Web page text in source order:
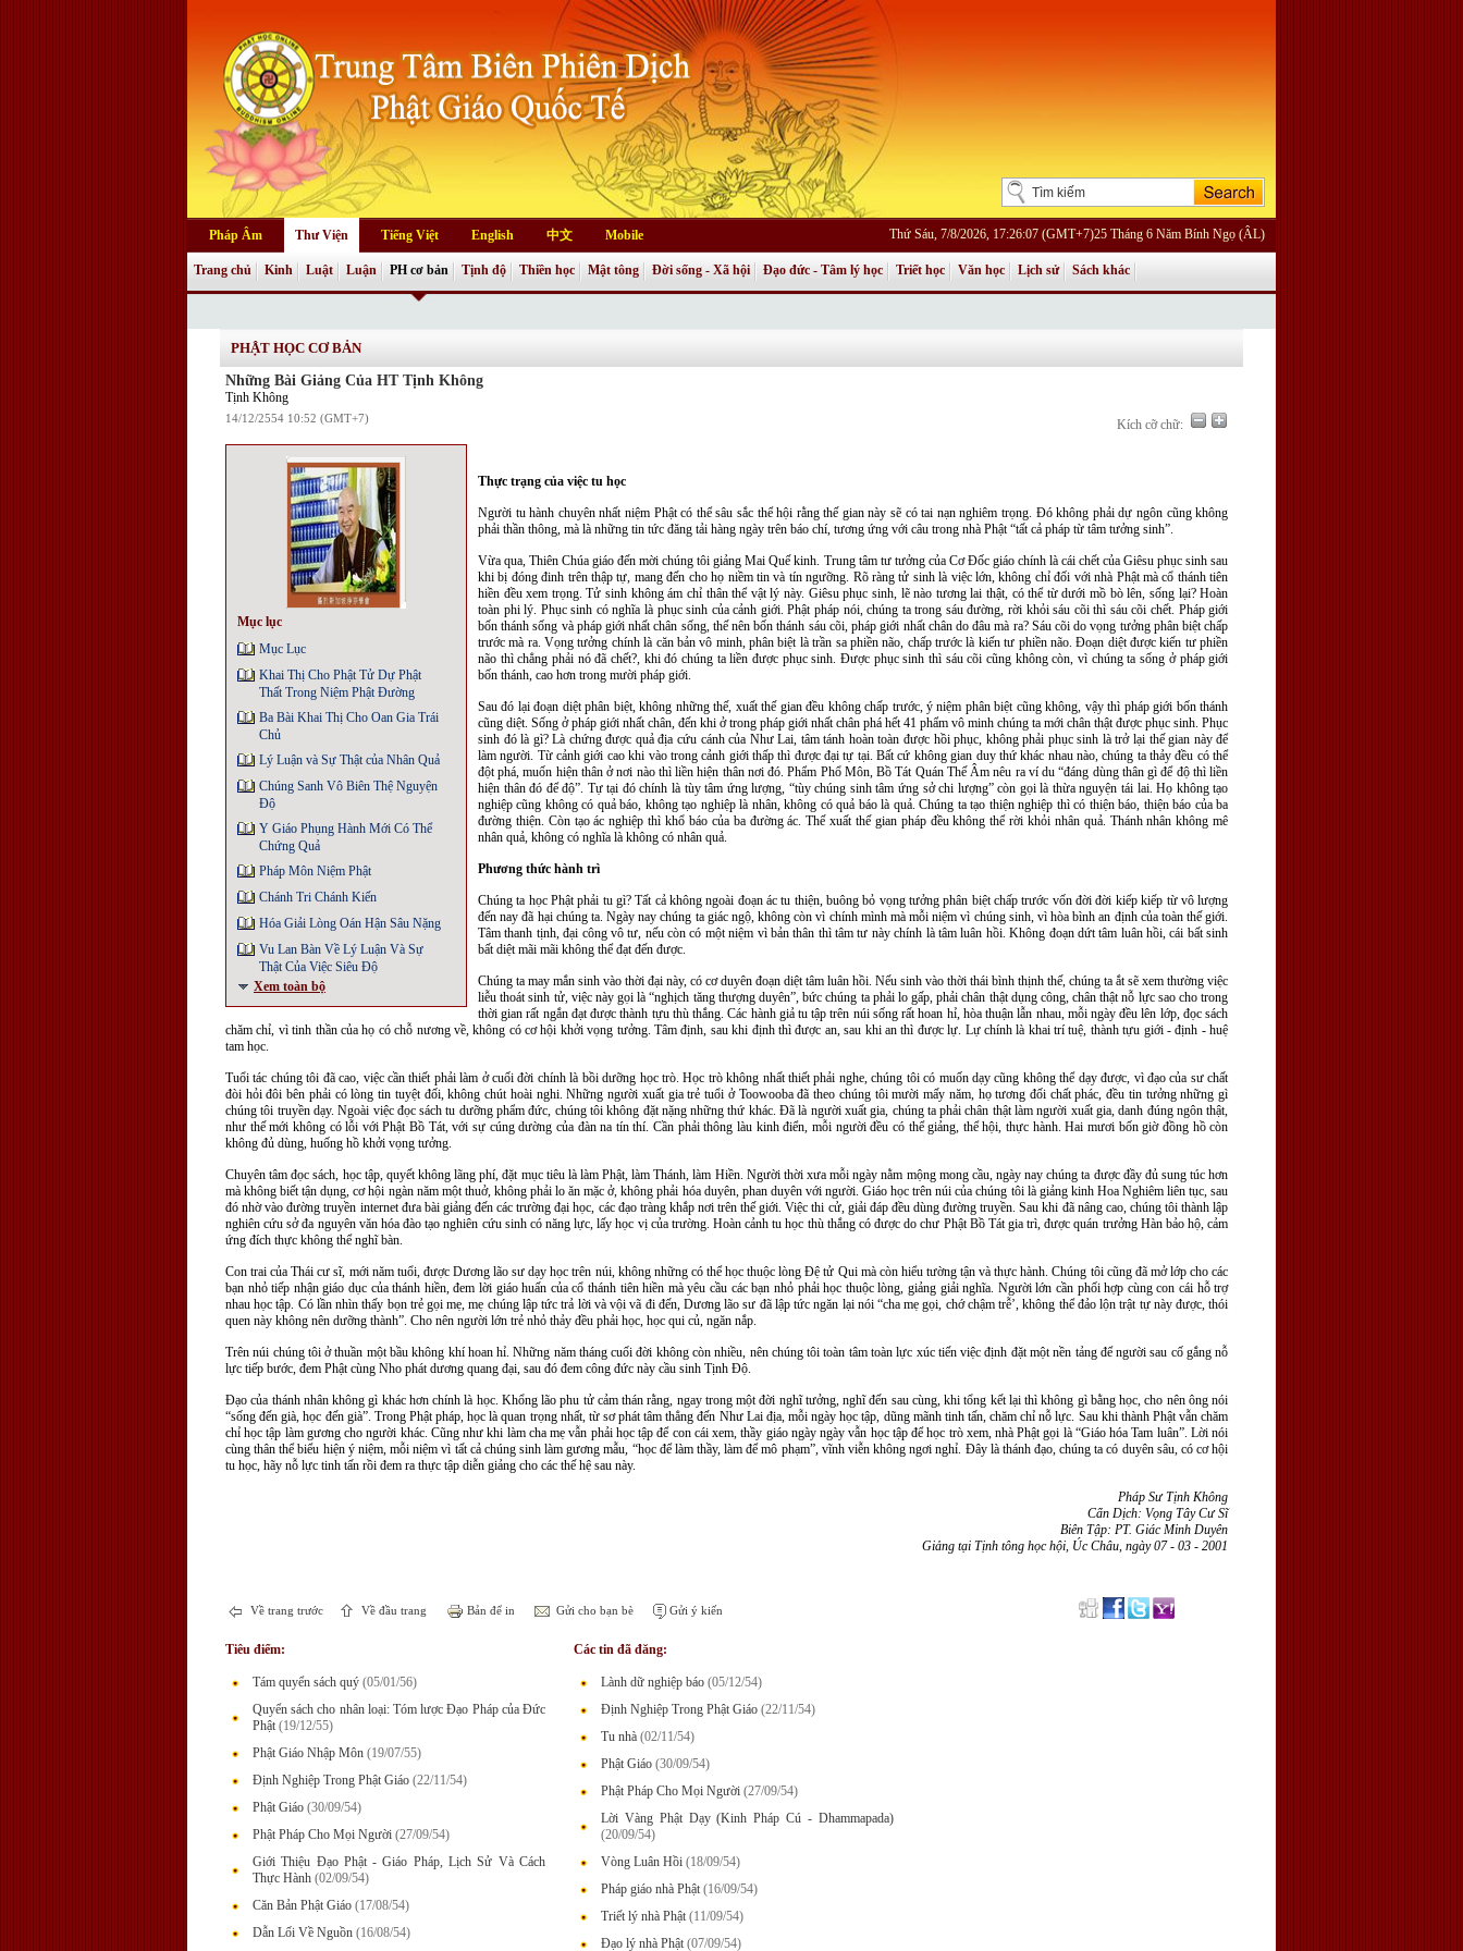
Pháp Âm Thư Viện Tiếng Việt English 中文 Mobile Thứ Sáu, 7/8/2026, 17:26:07 (GMT+7)25 Tháng 6 Năm Bính Ngọ (ÂL)
Trang chủ Kinh Luật Luận PH cơ bản Tịnh độ Thiền học Mật tông Đời sống - Xã hội Đạo đức - Tâm lý học Triết học Văn học Lịch sử Sách khác
PHẬT HỌC CƠ BẢN
Những Bài Giảng Của HT Tịnh Không
Tịnh Không
14/12/2554 10:52 (GMT+7) Kích cỡ chữ:
Mục lục
Mục Lục
Khai Thị Cho Phật Tử Dự Phật
Thất Trong Niệm Phật Ðường
Ba Bài Khai Thị Cho Oan Gia Trái
Chủ
Lý Luận và Sự Thật của Nhân Quả
Chúng Sanh Vô Biên Thệ Nguyện
Độ
Y Giáo Phụng Hành Mới Có Thể
Chứng Quả
Pháp Môn Niệm Phật
Chánh Tri Chánh Kiến
Hóa Giải Lòng Oán Hận Sâu Nặng
Vu Lan Bàn Về Lý Luận Và Sự
Thật Của Việc Siêu Độ
Xem toàn bộ
Thực trạng của việc tu học
Người tu hành chuyên nhất niệm Phật có thể sâu sắc thể hội rằng thế gian này sẽ có tai nạn nghiêm trọng. Đó không phải dự ngôn cũng không
phải thần thông, mà là những tin tức đăng tải hàng ngày trên báo chí, tương ứng với câu trong nhà Phật “tất cả pháp từ tâm tưởng sinh”.
Vừa qua, Thiên Chúa giáo đến mời chúng tôi giảng Mai Quế kinh. Trung tâm tư tưởng của Cơ Đốc giáo chính là cái chết của Giêsu phục sinh sau
khi bị đóng đinh trên thập tự, mang đến cho họ niềm tin và tín ngưỡng. Rõ ràng tử sinh là việc lớn, không chỉ đối với nhà Phật mà cổ thánh tiên
hiền đều xem trọng. Tử sinh không ám chỉ thân thể vật lý này. Giêsu phục sinh, lẽ nào tương lai thật, có thể từ dưới mồ bò lên, sống lại? Hoàn
toàn phi lý. Phục sinh có nghĩa là phục sinh của cảnh giới. Phật pháp nói, chúng ta trong sáu đường, rời khỏi sáu cõi thì sáu cõi chết. Pháp giới
bốn thánh sống và pháp giới nhất chân sống, thế nên bốn thánh sáu cõi, pháp giới nhất chân do đâu mà ra? Sáu cõi do vọng tưởng phân biệt chấp
trước mà ra. Vọng tưởng chính là căn bản vô minh, phân biệt là trần sa phiền não, chấp trước là kiến tư phiền não. Đoạn diệt được kiến tư phiền
não thì chẳng phải nó đã chết?, khi đó chúng ta liền được phục sinh. Được phục sinh thì sáu cõi cũng không còn, vì chúng ta sống ở pháp giới
bốn thánh, cao hơn trong mười pháp giới.
Sau đó lại đoạn diệt phân biệt, không những thế, xuất thế gian đều không chấp trước, ý niệm phân biệt cũng không, vậy thì pháp giới bốn thánh
cũng diệt. Sống ở pháp giới nhất chân, đến khi ở trong pháp giới nhất chân phá hết 41 phẩm vô minh chúng ta mới chân thật được phục sinh. Phục
sinh đó là gì? Là chứng được quả địa cứu cánh của Như Lai, tâm tánh hoàn toàn được hồi phục, không phải phục sinh là trở lại thế gian này để
làm người. Từ cảnh giới cao khi vào trong cảnh giới thấp thì được đại tự tại. Bất cứ không gian duy thứ khác nhau nào, chúng ta thảy đều có thể
đột phá, muốn hiện thân ở nơi nào thì liền hiện thân nơi đó. Phẩm Phổ Môn, Bồ Tát Quán Thế Âm nêu ra ví du “đáng dùng thân gì để độ thì liền
hiện thân đó để độ”. Tự tại đó chính là tùy tâm ứng lượng, “tùy chúng sinh tâm ứng sở chi lượng” còn gọi là thừa nguyện tái lai. Họ không tạo
nghiệp cũng không có quả báo, không tạo nghiệp là nhân, không có quả báo là quả. Chúng ta tạo thiện nghiệp thì có thiện báo, thiện báo của ba
đường thiện. Còn tạo ác nghiệp thì khổ báo của ba đường ác. Thế xuất thế gian pháp đều không thể rời khỏi nhân quả. Thánh nhân không mê
nhân quả, không có nghĩa là không có nhân quả.
Phương thức hành trì
Chúng ta học Phật phải tu gì? Tất cả không ngoài đoạn ác tu thiện, buông bỏ vọng tưởng phân biệt chấp trước vốn đời đời kiếp kiếp từ vô lượng
đến nay đã hại chúng ta. Ngày nay chúng ta giác ngộ, không còn vì chính mình mà mỗi niệm vì chúng sinh, vì hòa bình an định của toàn thế giới.
Tâm thanh tịnh, đại công vô tư, nếu còn có một niệm vì bản thân thì tâm tư này chính là tâm luân hồi. Không đoạn dứt tâm luân hồi, cái bất sinh
bất diệt mãi mãi không thể đạt đến được.
Chúng ta may mắn sinh vào thời đại này, có cơ duyên đoạn diệt tâm luân hồi. Nếu sinh vào thời thái bình thịnh thế, chúng ta ắt sẽ xem thường việc
liễu thoát sinh tử, việc này gọi là “nghịch tăng thượng duyên”, bức chúng ta phải lo gấp, phải chân thật dụng công, chân thật nỗ lực sao cho trong
thời gian rất ngắn đạt được thành tựu thù thắng. Các hành giả tu tập trên núi sống rất hoan hỉ, hòa thuận lẫn nhau, mỗi ngày đều lên lớp, đọc sách
chăm chỉ, vì tinh thần của họ có chỗ nương về, không có cơ hội khởi vọng tưởng. Tâm định, sau khi định thì được an, sau khi an thì được lự. Lự chính là khai trí tuệ, thành tựu giới - định - huệ
tam học.
Tuổi tác chúng tôi đã cao, việc cần thiết phải làm ở cuối đời chính là bồi dưỡng học trò. Học trò không nhất thiết phải nghe, chúng tôi có muốn dạy cũng không thể dạy được, vì đạo của sư chất
đòi hỏi đôi bên phải có lòng tin tuyệt đối, không chút hoài nghi. Những người xuất gia trẻ tuổi ở Toowooba đã theo chúng tôi mười mấy năm, họ tương đối chất phác, đều tin tưởng những gì
chúng tôi truyền dạy. Ngoài việc đọc sách tu dưỡng phẩm đức, chúng tôi không đặt nặng những thứ khác. Đã là người xuất gia, chúng ta phải chân thật làm người xuất gia, danh đúng ngôn thật,
như thế mới không có lỗi với Phật Bồ Tát, với sự cúng dường của đàn na tín thí. Cần phải thông làu kinh điển, mỗi người đều có thể giảng, thể hội, thực hành. Hai mươi bốn giờ đồng hồ còn
không đủ dùng, huống hồ khởi vọng tưởng.
Chuyên tâm đọc sách, học tập, quyết không lãng phí, đặt mục tiêu là làm Phật, làm Thánh, làm Hiền. Người thời xưa mỗi ngày nằm mộng mong cầu, ngày nay chúng ta được đầy đủ sung túc hơn
mà không biết tận dụng, cơ hội ngàn năm một thuở, không phải lo ăn mặc ở, không phải hóa duyên, phan duyên với người. Giáo học trên núi của chúng tôi là giảng kinh Hoa Nghiêm liên tục, sau
đó nhờ vào đường truyền internet đưa bài giảng đến các trường đại học, các đạo tràng khắp nơi trên thế giới. Việc thi cử, giải đáp đều dùng đường truyền. Sau khi đã nâng cao, chúng tôi thành lập
nghiên cứu sở đa nguyên văn hóa đào tạo nghiên cứu sinh có năng lực, lấy học vị của trường. Hoàn cảnh tu học thù thắng có được do chư Phật Bồ Tát gia trì, được quán trưởng Hàn bảo hộ, cảm
ứng đích thực không thể nghĩ bàn.
Con trai của Thái cư sĩ, mới năm tuổi, được Dương lão sư dạy học trên núi, không những có thể học thuộc lòng Đệ tử Qui mà còn hiểu tường tận và thực hành. Chúng tôi cũng đã mở lớp cho các
bạn nhỏ tiếp nhận giáo dục của thánh hiền, đem lời giáo huấn của cổ thánh tiên hiền mà yêu cầu các bạn nhỏ phải học thuộc lòng, giảng giải nghĩa. Người lớn cần phối hợp cùng con cái hỗ trợ
nhau học tập. Có lần nhìn thấy bọn trẻ gọi mẹ, mẹ chúng lập tức trả lời và vội vã đi đến, Dương lão sư đã lập tức ngăn lại nói “cha mẹ gọi, chớ chậm trễ’, không thể đảo lộn trật tự này được, thói
quen này không nên dưỡng thành”. Cho nên người lớn trẻ nhỏ thảy đều phải học, học qui củ, ngăn nắp.
Trên núi chúng tôi ở thuần một bầu không khí hoan hỉ. Những năm tháng cuối đời không còn nhiều, nên chúng tôi toàn tâm toàn lực xúc tiến việc định đặt một nền tảng để người sau cố gắng nỗ
lực tiếp bước, đem Phật cùng Nho phát dương quang đại, sau đó đem công đức này cầu sinh Tịnh Độ.
Đạo của thánh nhân không gì khác hơn chính là học. Khổng lão phu tử cảm thán rằng, ngay trong một đời nghĩ tưởng, nghĩ đến sau cùng, khi tổng kết lại thì không gì bằng học, cho nên ông nói
“sống đến già, học đến già”. Trong Phật pháp, học là quan trọng nhất, từ sơ phát tâm thẳng đến Như Lai địa, mỗi ngày học tập, dũng mãnh tinh tấn, chăm chỉ nỗ lực. Sau khi thành Phật vẫn chăm
chỉ học tập làm gương cho người khác. Cũng như khi làm cha mẹ vẫn phải học tập để con cái xem, thầy giáo ngày ngày vẫn học tập để học trò xem, nhà Phật gọi là “Giáo hóa Tam luân”. Lời nói
cùng thân thể biểu hiện ý niệm, mỗi niệm vì tất cả chúng sinh làm gương mẫu, “học để làm thầy, làm để mô phạm”, vĩnh viễn không ngơi nghỉ. Đây là thánh đạo, chúng ta có duyên sâu, có cơ hội
tu học, hãy nỗ lực tinh tấn rồi đem ra thực tập diễn giảng cho các thế hệ sau này.
Pháp Sư Tịnh Không
Cẩn Dịch: Vọng Tây Cư Sĩ
Biên Tập: PT. Giác Minh Duyên
Giảng tại Tịnh tông học hội, Úc Châu, ngày 07 - 03 - 2001
Về trang trước Về đầu trang Bản để in Gửi cho bạn bè Gửi ý kiến
Tiêu điểm:
Tám quyển sách quý (05/01/56)
Quyển sách cho nhân loại: Tóm lược Đạo Pháp của Đức
Phật (19/12/55)
Phật Giáo Nhập Môn (19/07/55)
Định Nghiệp Trong Phật Giáo (22/11/54)
Phật Giáo (30/09/54)
Phật Pháp Cho Mọi Người (27/09/54)
Giới Thiệu Đạo Phật - Giáo Pháp, Lịch Sử Và Cách
Thực Hành (02/09/54)
Căn Bản Phật Giáo (17/08/54)
Dẫn Lối Về Nguồn (16/08/54)
Các tin đã đăng:
Lành dữ nghiệp báo (05/12/54)
Định Nghiệp Trong Phật Giáo (22/11/54)
Tu nhà (02/11/54)
Phật Giáo (30/09/54)
Phật Pháp Cho Mọi Người (27/09/54)
Lời Vàng Phật Dạy (Kinh Pháp Cú - Dhammapada)
(20/09/54)
Vòng Luân Hồi (18/09/54)
Pháp giáo nhà Phật (16/09/54)
Triết lý nhà Phật (11/09/54)
Đạo lý nhà Phật (07/09/54)